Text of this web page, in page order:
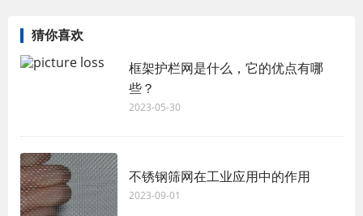
猜你喜欢
框架护栏网是什么，它的优点有哪
些？
2023-05-30
不锈钢筛网在工业应用中的作用
2023-09-01